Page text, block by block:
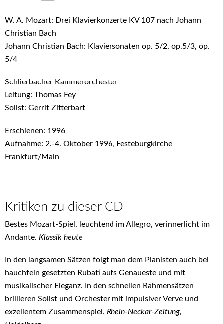
W. A. Mozart: Drei Klavierkonzerte KV 107 nach Johann
Christian Bach
Johann Christian Bach: Klaviersonaten op. 5/2, op.5/3, op.
5/4
Schlierbacher Kammerorchester
Leitung: Thomas Fey
Solist: Gerrit Zitterbart
Erschienen: 1996
Aufnahme: 2.-4. Oktober 1996, Festeburgkirche
Frankfurt/Main
Kritiken zu dieser CD
Bestes Mozart-Spiel, leuchtend im Allegro, verinnerlicht im
Andante. Klassik heute
In den langsamen Sätzen folgt man dem Pianisten auch bei
hauchfein gesetzten Rubati aufs Genaueste und mit
musikalischer Eleganz. In den schnellen Rahmensätzen
brillieren Solist und Orchester mit impulsiver Verve und
exzellentem Zusammenspiel. Rhein-Neckar-Zeitung,